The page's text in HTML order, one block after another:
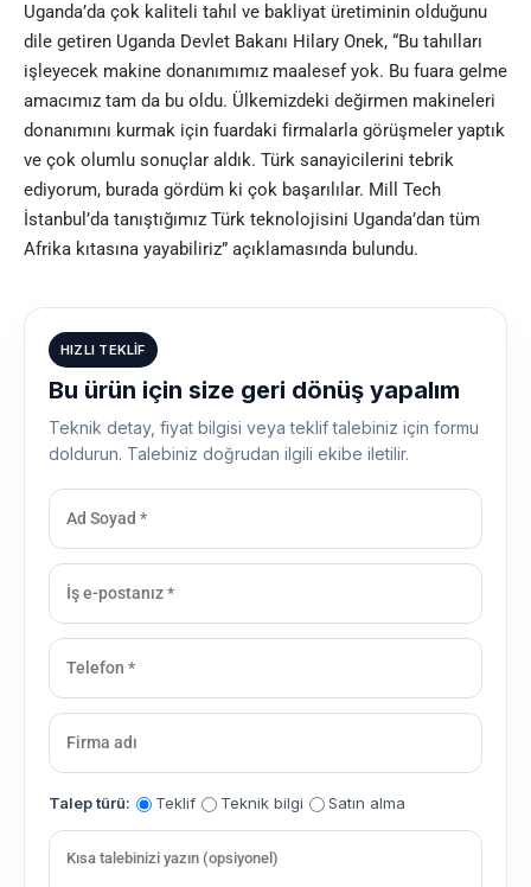
Uganda’da çok kaliteli tahıl ve bakliyat üretiminin olduğunu
dile getiren Uganda Devlet Bakanı Hilary Onek, “Bu tahılları
işleyecek makine donanımımız maalesef yok. Bu fuara gelme
amacımız tam da bu oldu. Ülkemizdeki değirmen makineleri
donanımını kurmak için fuardaki firmalarla görüşmeler yaptık
ve çok olumlu sonuçlar aldık. Türk sanayicilerini tebrik
ediyorum, burada gördüm ki çok başarılılar. Mill Tech
İstanbul’da tanıştığımız Türk teknolojisini Uganda’dan tüm
Afrika kıtasına yayabiliriz” açıklamasında bulundu.
HIZLI TEKLIF
Bu ürün için size geri dönüş yapalım
Teknik detay, fiyat bilgisi veya teklif talebiniz için formu
doldurun. Talebiniz doğrudan ilgili ekibe iletilir.
Talep türü: Teklif Teknik bilgi Satın alma